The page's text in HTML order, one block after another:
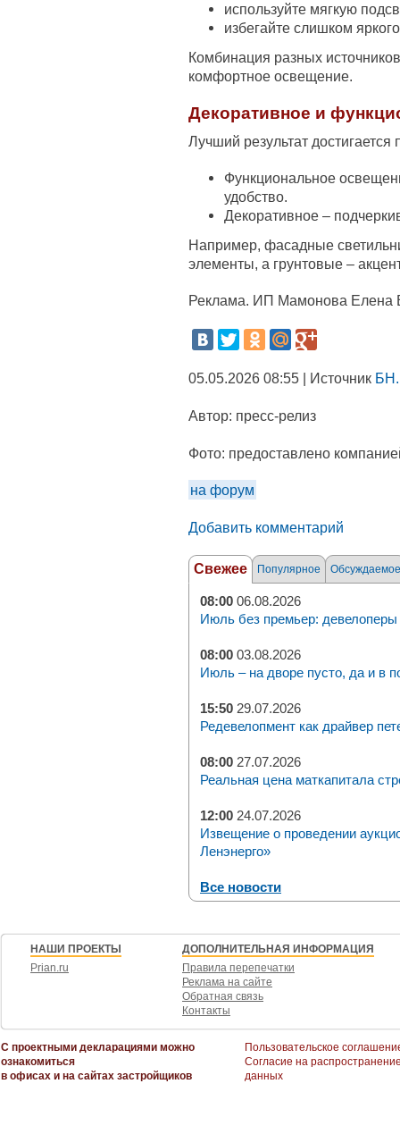
используйте мягкую
избегайте слишком
Комбинация разных
комфортное освещение.
Декоративное и
Лучший результат
Функциональное
удобство.
Декоративное –
Например, фасадные
элементы, а грунтовые –
Реклама. ИП Мамонова Елена
05.05.2026 08:55 | Источник
Автор: пресс-релиз
Фото: предоставлено
на форум
Добавить комментарий
Свежее Популярное Обсуждаемое
08:00 06.08.2026
Июль без премьер: девелоперы
08:00 03.08.2026
Июль – на дворе пусто, да и в
15:50 29.07.2026
Редевелопмент как драйвер
08:00 27.07.2026
Реальная цена маткапитала
12:00 24.07.2026
Извещение о проведении
Ленэнерго»
Все новости
НАШИ ПРОЕКТЫ
Prian.ru
ДОПОЛНИТЕЛЬНАЯ ИНФОРМАЦИЯ
Правила перепечатки
Реклама на сайте
Обратная связь
Контакты
С проектными декларациями можно
ознакомиться
в офисах и на сайтах застройщиков
Пользовательское
Согласие на
данных